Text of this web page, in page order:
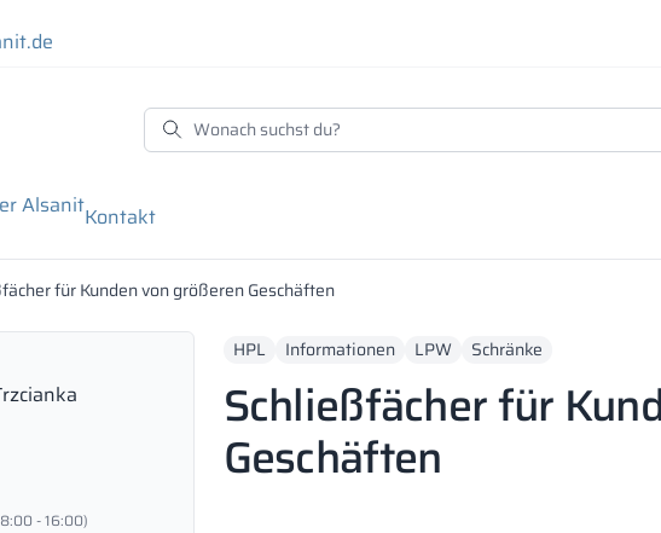
AlsanitKontakt
für Kunden von größeren Geschäften
- 16:00)
HPL Informationen LPW Schränke
Schließfächer für
Geschäften